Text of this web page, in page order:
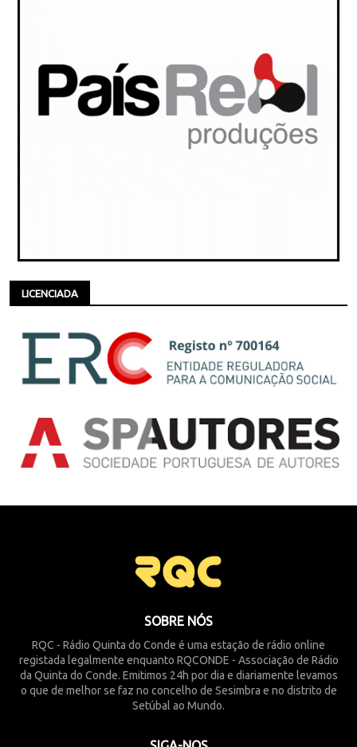
LICENCIADA
SOBRE NÓS
RQC - Rádio Quinta do Conde é uma estação de rádio online
registada legalmente enquanto RQCONDE - Associação de Rádio
da Quinta do Conde. Emitimos 24h por dia e diariamente levamos
o que de melhor se faz no concelho de Sesimbra e no distrito de
Setúbal ao Mundo.